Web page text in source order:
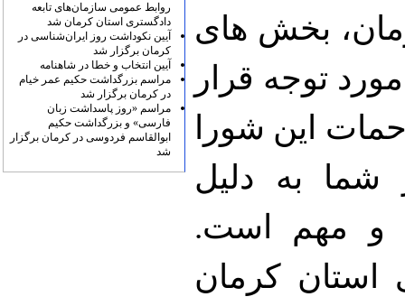
بخش های
توجه قرار
این شورا
به دلیل
و مهم است.
استان کرمان
روابط عمومی سازمان‌های تابعه
دادگستری استان کرمان شد
آیین نکوداشت روز ایران‌شناسی در
کرمان برگزار شد
آیین انتخاب و خطا در شاهنامه
مراسم بزرگداشت حکیم عمر خیام
در کرمان برگزار شد
مراسم «روز پاسداشت زبان
فارسی» و بزرگداشت حکیم
ابوالقاسم فردوسی در کرمان برگزار
شد